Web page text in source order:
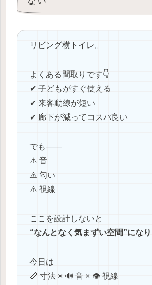
リビング横トイレ。
よくある間取りです👇
✔ 子どもがすぐ使える
✔ 来客動線が短い
✔ 廊下が減ってコスパ良い
でも――
⚠️ 音
⚠️ 匂い
⚠️ 視線
ここを設計しないと
“なんとなく気まずい空間”になり
今日は
📏 寸法 × 🔊 音 × 👁 視線